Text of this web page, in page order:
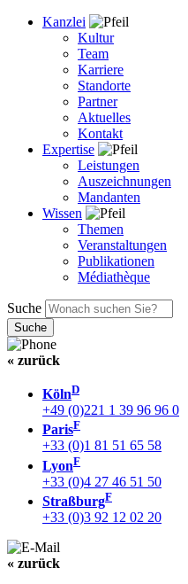
Kanzlei
Kultur
Team
Karriere
Standorte
Partner
Aktuelles
Kontakt
Expertise
Leistungen
Auszeichnungen
Mandanten
Wissen
Themen
Veranstaltungen
Publikationen
Médiathèque
Suche
« zurück
KölnD
+49 (0)221 1 39 96 96 0
ParisF
+33 (0)1 81 51 65 58
LyonF
+33 (0)4 27 46 51 50
StraßburgF
+33 (0)3 92 12 02 20
« zurück